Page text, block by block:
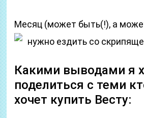
Месяц (может быть(!), а
нужно ездить со
Какими выводами я
поделиться с теми
хочет купить Весту: